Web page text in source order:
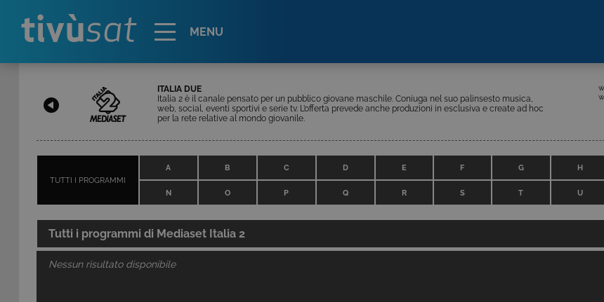
MENU
ITALIA DUE
Italia 2 è il canale pensato per un pubblico giovane maschile. Coniuga nel suo palinsesto musica,
web, social, eventi sportivi e serie tv. L’offerta prevede anche produzioni in esclusiva e create ad hoc
per la rete relative al mondo giovanile.
TUTTI I PROGRAMMI
A B C D E F G H
N O P Q R S T U
Tutti i programmi di Mediaset Italia 2
Nessun risultato disponibile